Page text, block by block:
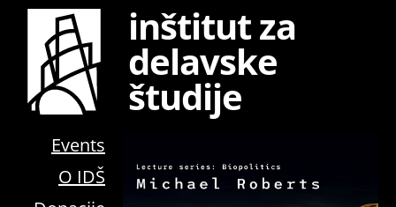
inštitut za
delavske
študije
Events
O IDŠ